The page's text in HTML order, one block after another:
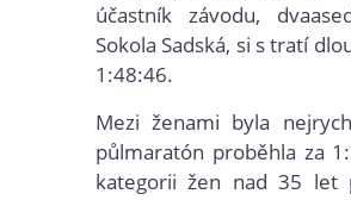
účastník závodu,
Sokola Sadská, si s tratí
1:48:46.
Mezi ženami byla
půlmaratón proběhla za
kategorii žen nad 35 let